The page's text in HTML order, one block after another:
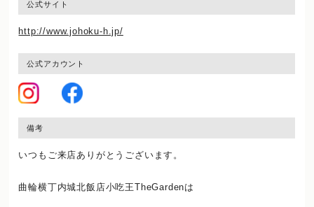
公式サイト
http://www.johoku-h.jp/
公式アカウント
備考
いつもご来店ありがとうございます。
曲輪横丁内城北飯店小吃王TheGardenは